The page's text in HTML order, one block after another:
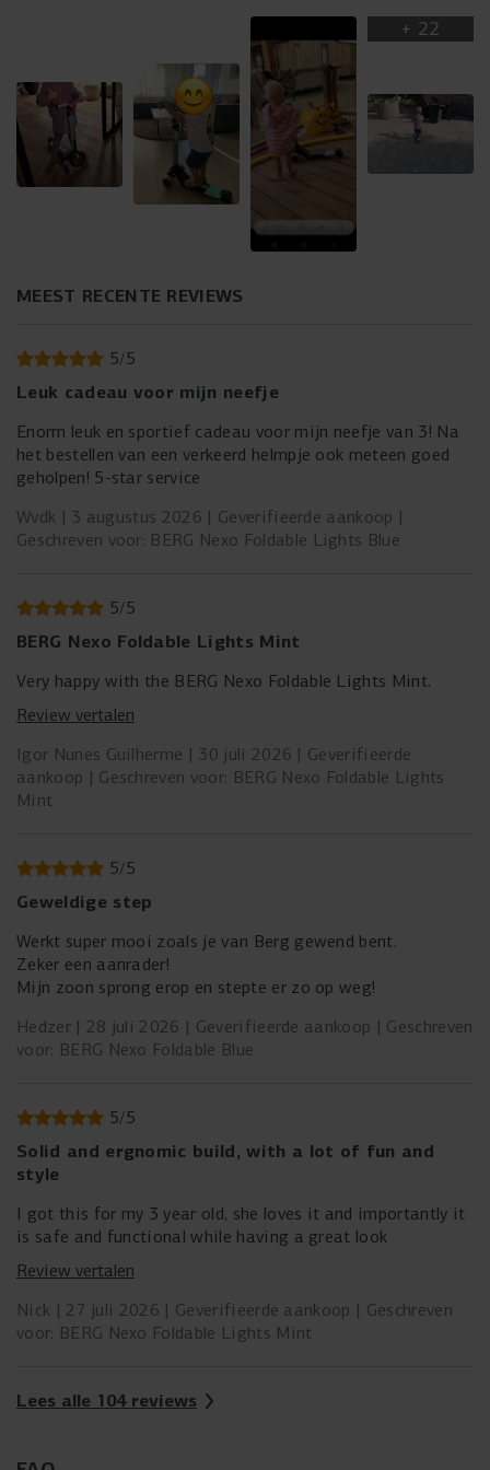
+ 22
MEEST RECENTE REVIEWS
5/5
Leuk cadeau voor mijn neefje
Enorm leuk en sportief cadeau voor mijn neefje van 3! Na
het bestellen van een verkeerd helmpje ook meteen goed
geholpen! 5-star service
Wvdk
3 augustus 2026
Geverifieerde aankoop
Geschreven voor: BERG Nexo Foldable Lights Blue
5/5
BERG Nexo Foldable Lights Mint
Very happy with the BERG Nexo Foldable Lights Mint.
Review vertalen
Igor Nunes Guilherme
30 juli 2026
Geverifieerde
aankoop
Geschreven voor: BERG Nexo Foldable Lights
Mint
5/5
Geweldige step
Werkt super mooi zoals je van Berg gewend bent.
Zeker een aanrader!
Mijn zoon sprong erop en stepte er zo op weg!
Hedzer
28 juli 2026 Geverifieerde aankoop
Geschreven
voor: BERG Nexo Foldable Blue
5/5
Solid and ergnomic build, with a lot of fun and
style
I got this for my 3 year old, she loves it and importantly it
is safe and functional while having a great look
Review vertalen
Nick
27 juli 2026 Geverifieerde aankoop
Geschreven
voor: BERG Nexo Foldable Lights Mint
Lees alle 104 reviews